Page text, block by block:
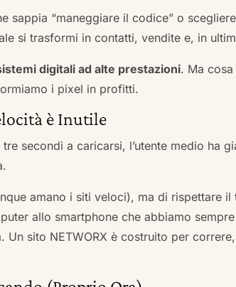
sappia “maneggiare il codice” o
si trasformi in contatti, vendite e, in
digitali ad alte prestazioni. Ma
i pixel in profitti.
è Inutile
secondi a caricarsi, l’utente medio ha
amano i siti veloci), ma di rispettare
allo smartphone che abbiamo
sito NETWORX è costruito per